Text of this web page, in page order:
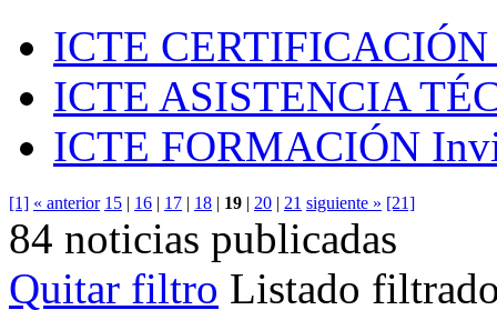
ICTE CERTIFICACIÓN
ICTE ASISTENCIA
ICTE FORMACIÓN
[1] « anterior 15 | 16 | 17 | 18 | 19 | 20 | 21 siguiente » [21]
84 noticias publicadas
Quitar filtro Listado